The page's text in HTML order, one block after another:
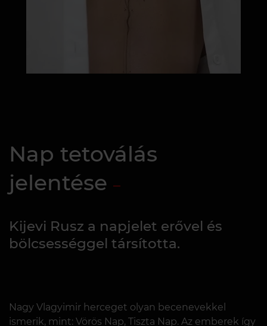
Nap tetoválás
jelentése
Kijevi Rusz a napjelet erővel és
bölcsességgel társította.
Nagy Vlagyimir herceget olyan becenevekkel
ismerik, mint: Vörös Nap, Tiszta Nap. Az emberek így